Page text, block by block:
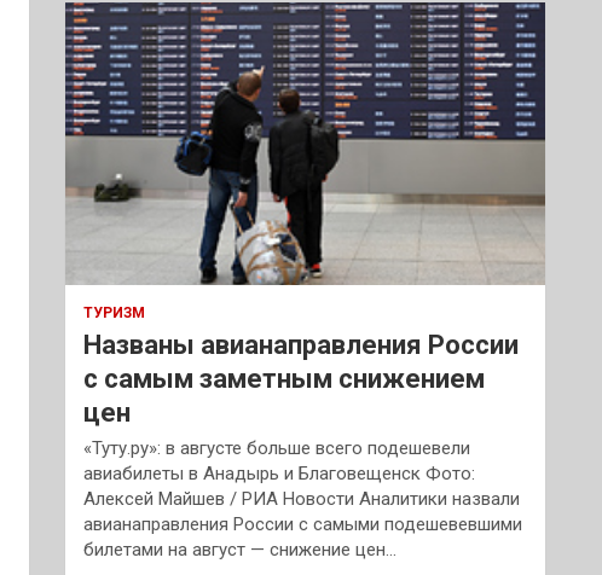
к
ТУРИЗМ
Названы авианаправления России
с самым заметным снижением
цен
«Туту.ру»: в августе больше всего подешевели
авиабилеты в Анадырь и Благовещенск Фото:
Алексей Майшев / РИА Новости Аналитики назвали
авианаправления России с самыми подешевевшими
билетами на август — снижение цен…